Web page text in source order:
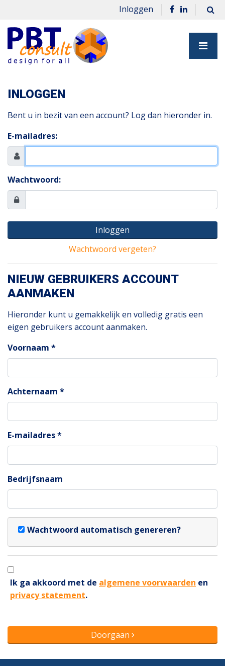
Inloggen
INLOGGEN
Bent u in bezit van een account? Log dan hieronder in.
E-mailadres:
Wachtwoord:
Inloggen
Wachtwoord vergeten?
NIEUW GEBRUIKERS ACCOUNT
AANMAKEN
Hieronder kunt u gemakkelijk en volledig gratis een
eigen gebruikers account aanmaken.
Voornaam
Achternaam
E-mailadres
Bedrijfsnaam
Wachtwoord automatisch genereren?
Ik ga akkoord met de algemene voorwaarden en
privacy statement.
Doorgaan